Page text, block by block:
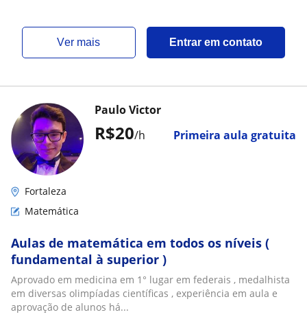
ver mais Entrar em contato
R$20/h Primeira aula gratuita
Paulo Victor
Fortaleza
Matemática
Aulas de matemática em todos os níveis (
fundamental à superior )
Aprovado em medicina em 1° lugar em federais , medalhista
em diversas olimpíadas científicas , experiência em aula e
aprovação de alunos há...